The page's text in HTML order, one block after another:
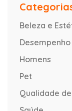
Beleza e
Homens
Pet
Qualidade